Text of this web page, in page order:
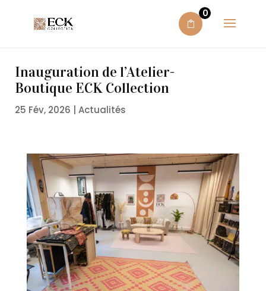
0
Inauguration de l’Atelier-
Boutique ECK Collection
25 Fév, 2026 Actualités